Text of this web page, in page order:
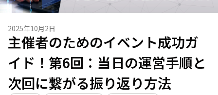
2025年10月2日
主催者のためのイベント成功ガ
イド！第6回：当日の運営手順と
次回に繋がる振り返り方法